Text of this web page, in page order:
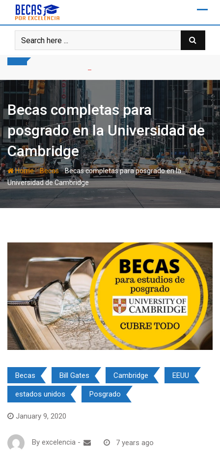
content
Becas completas para
posgrado en la Universidad de
Cambridge
Home-Becas-Becas completas para posgrado en la
Universidad de Cambridge
Becas Bill Gates Cambridge EEUU
estados unidos Posgrado
January 9, 2020
By excelencia - 7 years ago